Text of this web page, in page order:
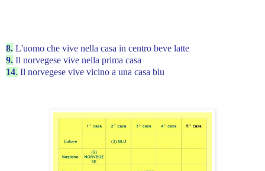
8. L'uomo che vive nella casa in centro beve latte
9. Il norvegese vive nella prima casa
14. Il norvegese vive vicino a una casa blu